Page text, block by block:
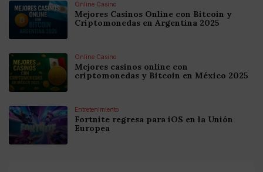
Online Casino
Mejores Casinos Online con Bitcoin y
Criptomonedas en Argentina 2025
Online Casino
Mejores casinos online con
criptomonedas y Bitcoin en México 2025
Entretenimiento
Fortnite regresa para iOS en la Unión
Europea